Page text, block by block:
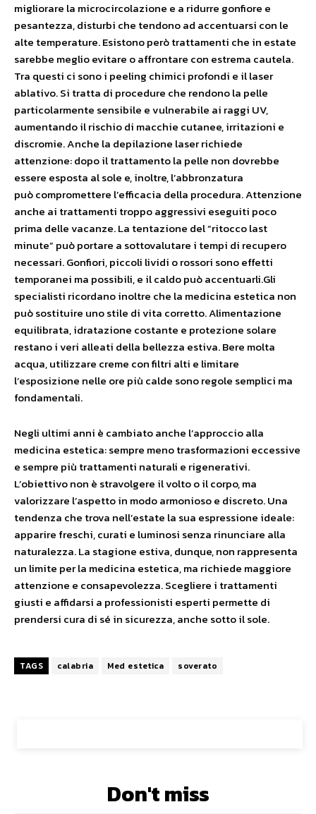
migliorare la microcircolazione e a ridurre gonfiore e
pesantezza, disturbi che tendono ad accentuarsi con le
alte temperature. Esistono però trattamenti che in estate
sarebbe meglio evitare o affrontare con estrema cautela.
Tra questi ci sono i peeling chimici profondi e il laser
ablativo. Si tratta di procedure che rendono la pelle
particolarmente sensibile e vulnerabile ai raggi UV,
aumentando il rischio di macchie cutanee, irritazioni e
discromie. Anche la depilazione laser richiede
attenzione: dopo il trattamento la pelle non dovrebbe
essere esposta al sole e, inoltre, l’abbronzatura
può compromettere l’efficacia della procedura. Attenzione
anche ai trattamenti troppo aggressivi eseguiti poco
prima delle vacanze. La tentazione del “ritocco last
minute” può portare a sottovalutare i tempi di recupero
necessari. Gonfiori, piccoli lividi o rossori sono effetti
temporanei ma possibili, e il caldo può accentuarli.Gli
specialisti ricordano inoltre che la medicina estetica non
può sostituire uno stile di vita corretto. Alimentazione
equilibrata, idratazione costante e protezione solare
restano i veri alleati della bellezza estiva. Bere molta
acqua, utilizzare creme con filtri alti e limitare
l’esposizione nelle ore più calde sono regole semplici ma
fondamentali.
Negli ultimi anni è cambiato anche l’approccio alla
medicina estetica: sempre meno trasformazioni eccessive
e sempre più trattamenti naturali e rigenerativi.
L’obiettivo non è stravolgere il volto o il corpo, ma
valorizzare l’aspetto in modo armonioso e discreto. Una
tendenza che trova nell’estate la sua espressione ideale:
apparire freschi, curati e luminosi senza rinunciare alla
naturalezza. La stagione estiva, dunque, non rappresenta
un limite per la medicina estetica, ma richiede maggiore
attenzione e consapevolezza. Scegliere i trattamenti
giusti e affidarsi a professionisti esperti permette di
prendersi cura di sé in sicurezza, anche sotto il sole.
TAGS calabria Med estetica soverato
Don't miss